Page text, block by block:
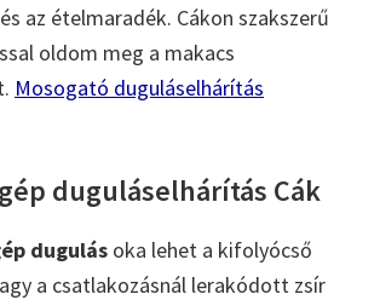
az ételmaradék. Cákon szakszerű
oldom meg a makacs
Mosogató duguláselhárítás
duguláselhárítás Cák
dugulás oka lehet a kifolyócső
a csatlakozásnál lerakódott zsír